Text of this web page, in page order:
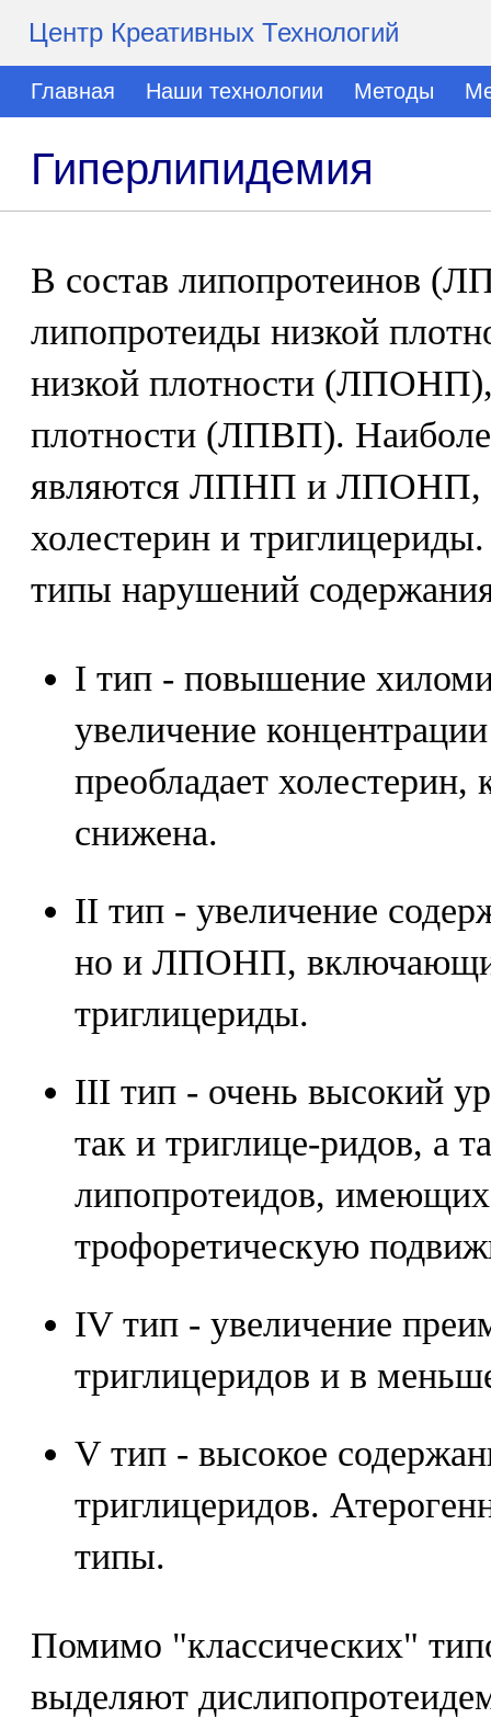
Центр Креативных Технологий
Главная Наши технологии Методы
Гиперлипидемия
В состав липопротеинов
липопротеиды низкой
низкой плотности
плотности (ЛПВП).
являются ЛПНП и ЛПОНП, в
холестерин и
типы нарушений
I тип - повышение
увеличение
преобладает
снижена.
II тип - увеличение
но и ЛПОНП,
триглицериды.
III тип - очень высокий
так и триглице-ридов, а
липопротеидов,
трофоретическую
IV тип - увеличение
триглицеридов и в
V тип - высокое
триглицеридов.
типы.
Помимо "классических"
выделяют